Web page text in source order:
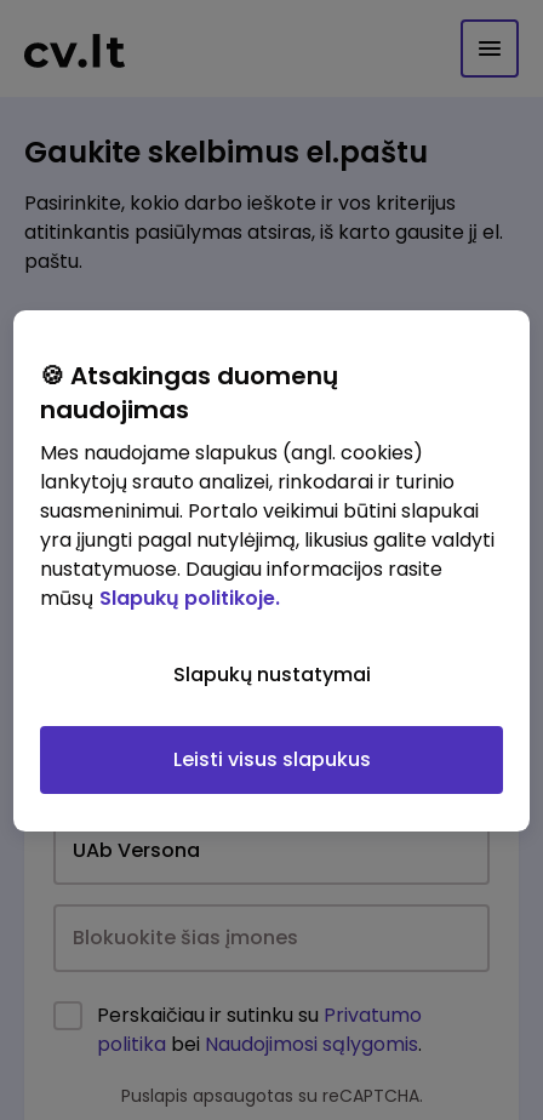
Gaukite skelbimus el.paštu
Pasirinkite, kokio darbo ieškote ir vos kriterijus
atitinkantis pasiūlymas atsiras, iš karto gausite jį el.
paštu.
Pridėti naują
Kokios srities darbo pasiūlymai jus domina?
Pridėti naują
Perskaičiau ir sutinku su Privatumo
politika bei Naudojimosi sąlygomis.
Puslapis apsaugotas su reCAPTCHA.
🍪 Atsakingas duomenų
naudojimas
Mes naudojame slapukus (angl. cookies)
lankytojų srauto analizei, rinkodarai ir turinio
suasmeninimui. Portalo veikimui būtini slapukai
yra įjungti pagal nutylėjimą, likusius galite valdyti
nustatymuose. Daugiau informacijos rasite
mūsų Slapukų politikoje.
Slapukų nustatymai
Leisti visus slapukus